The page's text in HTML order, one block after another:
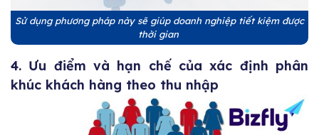
Sử dụng phương pháp này sẽ giúp doanh nghiệp tiết kiệm được
thời gian
4. Ưu điểm và hạn chế của xác định phân
khúc khách hàng theo thu nhập